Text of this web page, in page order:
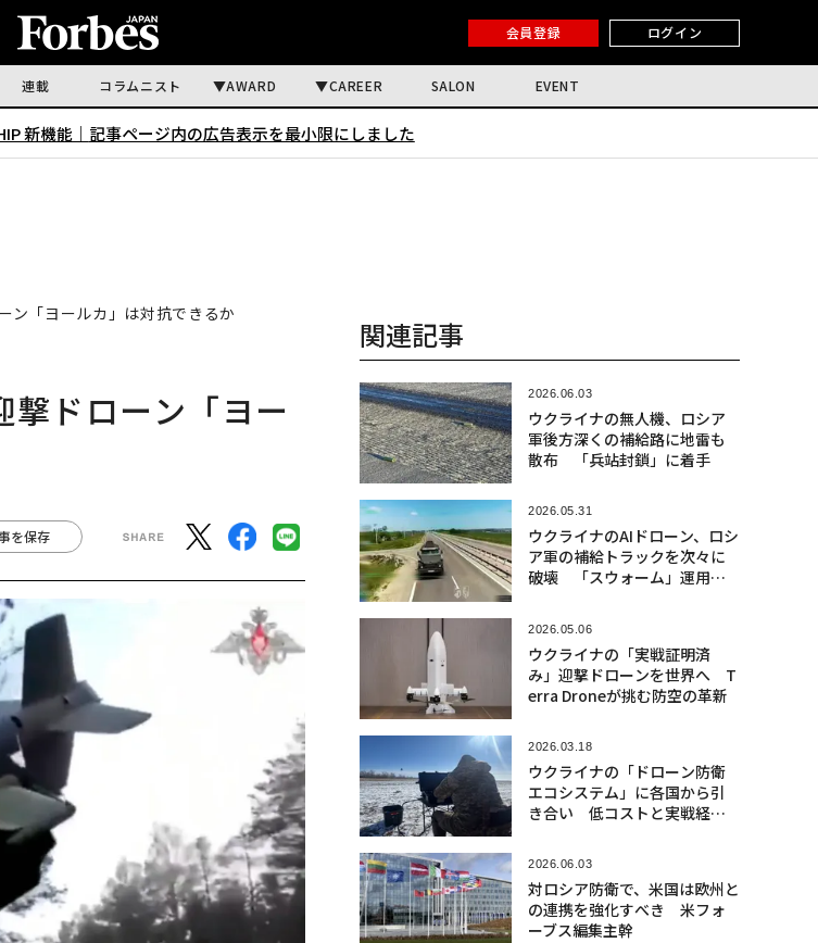
会員登録 ログイン
連載 コラムニスト AWARD CAREER SALON EVENT
新機能｜ 記事ページ内の広告表示を最小限にしました
ン「ヨールカ」は対抗できるか
ドローン「ヨー
を保存
関連記事
2026.06.03
ウクライナの無人機、ロシア
軍後方深くの補給路に地雷も
散布 「兵站封鎖」に着手
2026.05.31
ウクライナのAIドローン、ロシ
ア軍の補給トラックを次々に
破壊 「スウォーム」運用も
2026.05.06
ウクライナの「実戦証明済
み」迎撃ドローンを世界へ T
erra Droneが挑む防空の革新
2026.03.18
ウクライナの「ドローン防衛
エコシステム」に各国から引
き合い 低コストと実戦経験
2026.06.03
対ロシア防衛で、米国は欧州と
の連携を強化すべき 米フォ
ーブス編集主幹